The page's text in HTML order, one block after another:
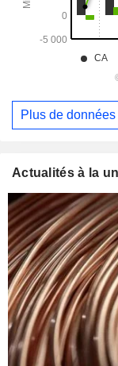
Plus de
Actualités à la